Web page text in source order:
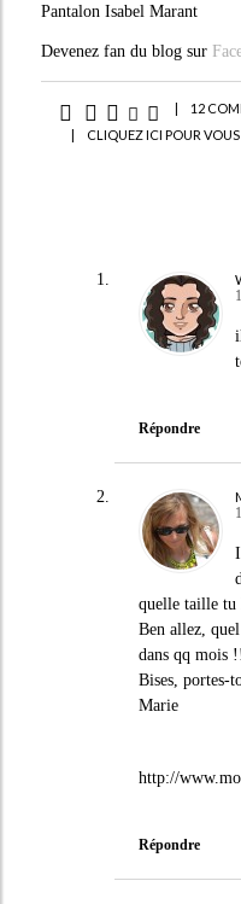
Pantalon Isabel Marant
Devenez fan du blog sur
|
12
|
CLIQUEZ ICI POUR
Répondre
quelle taille tu
Ben allez,
dans qq mois !!
Bises, portes-
Marie
http://
Répondre